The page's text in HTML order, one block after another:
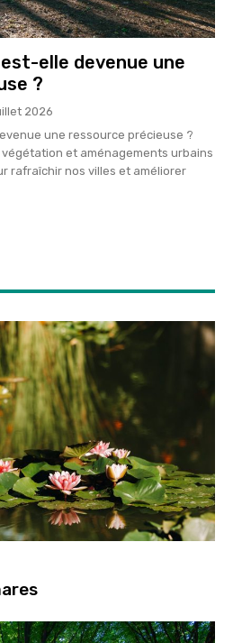
elle devenue une
?
2026
une ressource précieuse ?
et aménagements urbains
rafraîchir nos villes et améliorer